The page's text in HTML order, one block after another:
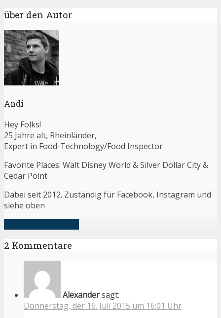
über den Autor
Andi
Hey Folks!
25 Jahre alt, Rheinländer,
Expert in Food-Technology/Food Inspector
Favorite Places: Walt Disney World & Silver Dollar City &
Cedar Point
Dabei seit 2012. Zuständig für Facebook, Instagram und
siehe oben
2 Kommentare
Alexandersagt:
Donnerstag, der 16. Juli 2015 um 16:01 Uhr